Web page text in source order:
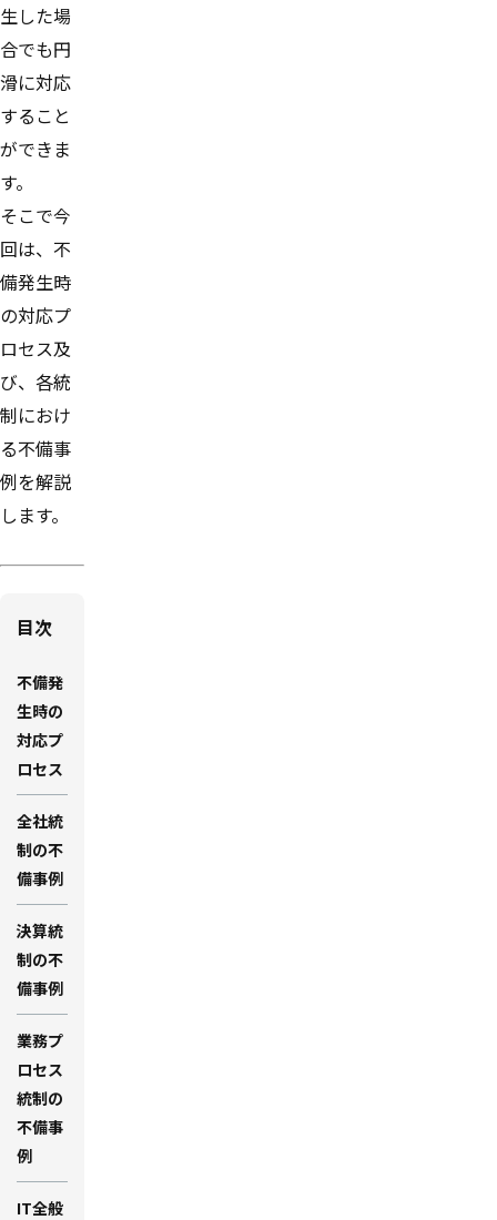
生した場
合でも円
滑に対応
すること
ができま
す。
そこで今
回は、不
備発生時
の対応プ
ロセス及
び、各統
制におけ
る不備事
例を解説
します。
目次
不備発
生時の
対応プ
ロセス
全社統
制の不
備事例
決算統
制の不
備事例
業務プ
ロセス
統制の
不備事
例
IT全般